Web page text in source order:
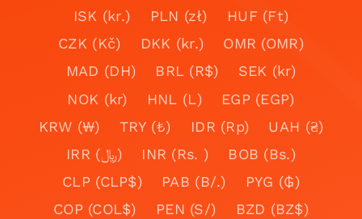
ISK (kr.)
PLN (zł)
HUF (Ft)
CZK (Kč)
DKK (kr.)
OMR (OMR)
MAD (DH)
BRL (R$)
SEK (kr)
NOK (kr)
HNL (L)
EGP (EGP)
KRW (₩)
TRY (₺) IDR (Rp)
UAH (₴)
IRR (﷼)
INR (Rs. )
BOB (Bs.)
CLP (CLP$)
PAB (B/.)
PYG (₲)
COP (COL$)
PEN (S/)
BZD (BZ$)